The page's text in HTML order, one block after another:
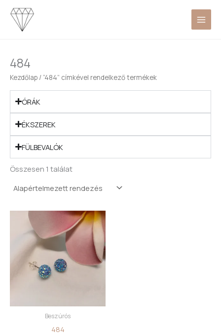
Skip
content
484
Kezdőlap / “484” címkével rendelkező termékek
ÓRÁK
ÉKSZEREK
FÜLBEVALÓK
Összesen 1 találat
Beszúrós
484